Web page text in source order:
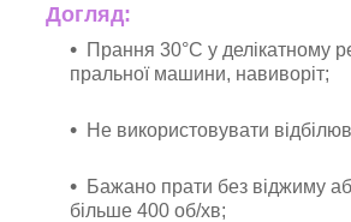
Догляд:
Прання 30°C у делікатному
пральної машини, навиворіт;
Не використовувати
Бажано прати без віджиму
більше 400 об/хв;